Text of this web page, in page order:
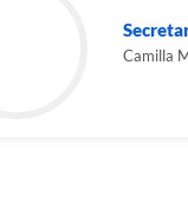
Camilla